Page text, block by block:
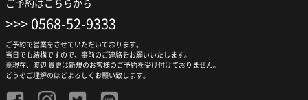
ご予約はこちらから
0568-52-9333
ご予約で営業をさせていただいております。
当日でも結構ですので、事前のご連絡をお願いいたします。
※現在、渡辺 貴史は新規のお客様のご予約を受け付けておりません。
どうぞご理解のほどよろしくお願い致します。